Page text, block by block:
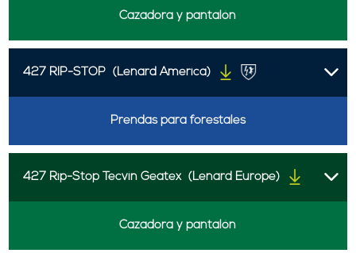
Cazadora y pantalón
427 RIP-STOP (Lenard America)
Prendas para forestales
427 Rip-Stop Tecvin Geatex (Lenard Europe)
Cazadora y pantalón